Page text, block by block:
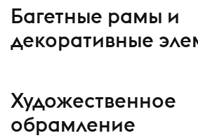
Багетные рамы и
декоративные
Художественное
обрамление